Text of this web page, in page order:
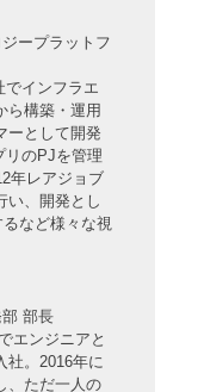
ープラットフ
でインフラエ
ら構築・運用
ーとして開発
リのPJを管理
年レアジョブ
い、開発とし
など様々な視
部長
エンジニアと
社。2016年に
、ただ一人の